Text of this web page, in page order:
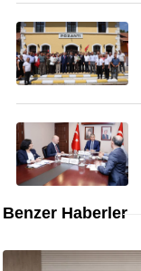
Benzer Haberler